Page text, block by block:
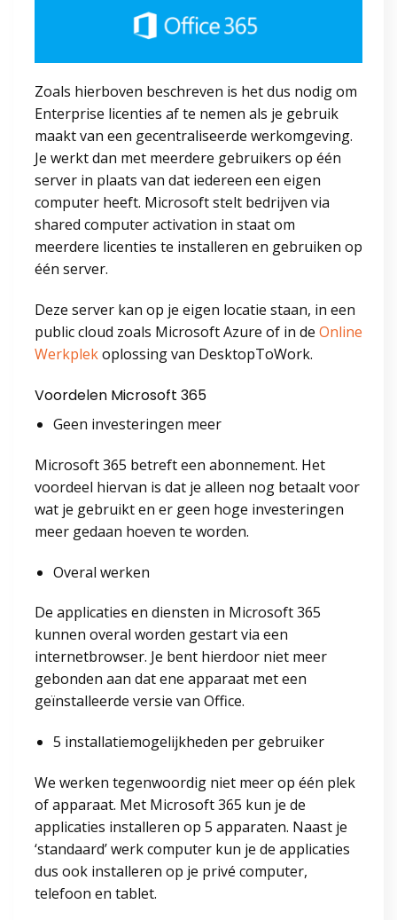
Zoals hierboven beschreven is het dus nodig om
Enterprise licenties af te nemen als je gebruik
maakt van een gecentraliseerde werkomgeving.
Je werkt dan met meerdere gebruikers op één
server in plaats van dat iedereen een eigen
computer heeft. Microsoft stelt bedrijven via
shared computer activation in staat om
meerdere licenties te installeren en gebruiken op
één server.
Deze server kan op je eigen locatie staan, in een
public cloud zoals Microsoft Azure of in de Online
Werkplekoplossing van DesktopToWork.
Voordelen Microsoft 365
Geen investeringen meer
Microsoft 365 betreft een abonnement. Het
voordeel hiervan is dat je alleen nog betaalt voor
wat je gebruikt en er geen hoge investeringen
meer gedaan hoeven te worden.
Overal werken
De applicaties en diensten in Microsoft 365
kunnen overal worden gestart via een
internetbrowser. Je bent hierdoor niet meer
gebonden aan dat ene apparaat met een
geïnstalleerde versie van Office.
5 installatiemogelijkheden per gebruiker
We werken tegenwoordig niet meer op één plek
of apparaat. Met Microsoft 365 kun je de
applicaties installeren op 5 apparaten. Naast je
‘standaard’ werk computer kun je de applicaties
dus ook installeren op je privé computer,
telefoon en tablet.